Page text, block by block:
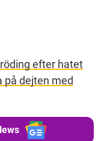
efter hatet
på dejten med